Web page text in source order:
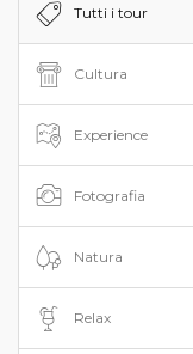
Tutti i tour
Cultura
Experience
Fotografia
Natura
Relax